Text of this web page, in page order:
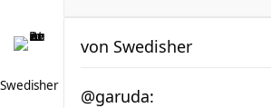
Swedisher
von Swedisher
@garuda: